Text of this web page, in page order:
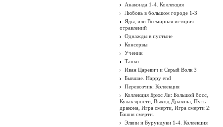
Анаконда 1-4. Коллекция
Любовь в большом городе 1-3
Яды, или Всемирная история
отравлений
Однажды в пустыне
Консервы
Ученик
Танки
Иван Царевич и Серый Волк 3
Бывшие. Happy end
Перевозчик: Коллекция
Коллекция Брюс Ли: Большой босс,
Кулак ярости, Выход Дракона, Путь
дракона, Игра смерти, Игра смерти 2:
Башня смерти.
Элвин и Бурундуки 1-4. Коллекция